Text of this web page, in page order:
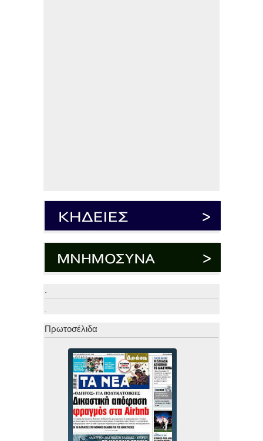
.
.
Πρωτοσέλιδα